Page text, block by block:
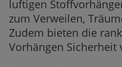
luftigen
zum Verweilen,
Zudem bieten die
Vorhängen Sicherheit